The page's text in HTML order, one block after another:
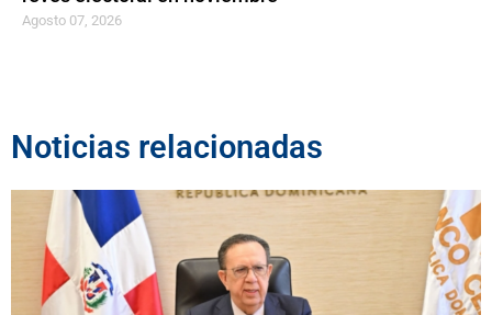
Agosto 07, 2026
Noticias relacionadas